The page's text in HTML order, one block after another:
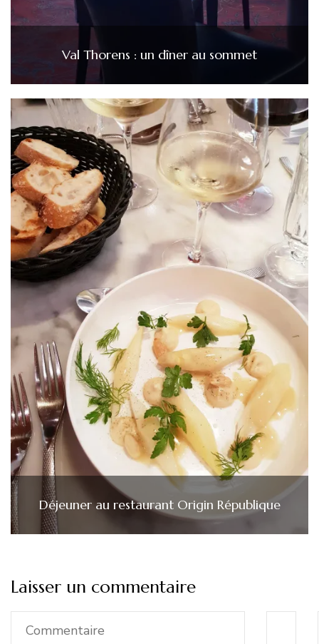
Val Thorens : un dîner au sommet
Déjeuner au restaurant Origin République
Laisser un commentaire